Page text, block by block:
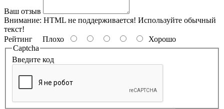
Ваш отзыв
Внимание: HTML не поддерживается! Используйте обычный
текст!
Рейтинг Плохо
Хорошо
Captcha
Введите код